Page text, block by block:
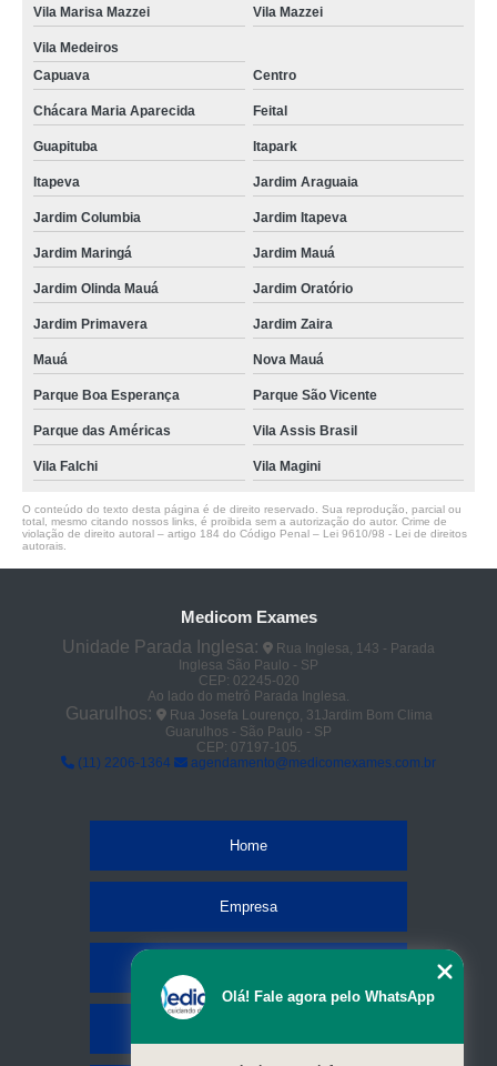
Vila Marisa Mazzei Vila Mazzei
Vila Medeiros
Capuava
Centro
Chácara Maria Aparecida Feital
Guapituba Itapark
Itapeva Jardim Araguaia
Jardim Columbia Jardim Itapeva
Jardim Maringá Jardim Mauá
Jardim Olinda Mauá Jardim Oratório
Jardim Primavera Jardim Zaira
Mauá Nova Mauá
Parque Boa Esperança Parque São Vicente
Parque das Américas Vila Assis Brasil
Vila Falchi Vila Magini
O conteúdo do texto desta página é de direito reservado. Sua reprodução, parcial ou
total, mesmo citando nossos links, é proibida sem a autorização do autor. Crime de
violação de direito autoral – artigo 184 do Código Penal – Lei 9610/98 - Lei de direitos
autorais
Medicom Exames
Unidade Parada Inglesa:
Rua Inglesa, 143 - Parada
Inglesa São Paulo - SP
CEP: 02245-020
Ao lado do metrô Parada Inglesa.
Guarulhos:
Rua Josefa Lourenço, 31Jardim Bom Clima
Guarulhos - São Paulo - SP
CEP: 07197-105.
(11) 2206-1364
agendamento@medicomexames.com.br
Home
Empresa
Olá! Fale agora pelo WhatsApp